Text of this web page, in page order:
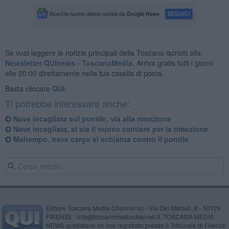
Se vuoi leggere le notizie principali della Toscana iscriviti alla
Newsletter QUInews - ToscanaMedia. Arriva gratis tutti i giorni
alle 20:00 direttamente nella tua casella di posta.
Basta cliccare QUI
Ti potrebbe interessare anche:
Nave incagliata sul pontile, via alla rimozione
Nave incagliata, al via il nuovo cantiere per la rimozione
Maltempo, nave cargo si schianta contro il pontile
Editore Toscana Media Channel srl - Via Dei Martelli, 8 - 50129
FIRENZE - info@toscanamediachannel.it. TOSCANA MEDIA
NEWS quotidiano on line registrato presso il Tribunale di Firenze